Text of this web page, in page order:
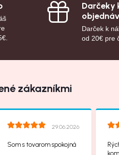
Darčeky
Darček k
od 20€ pre
zákazníkmi
29.06.2026
Som s tovarom spokojná